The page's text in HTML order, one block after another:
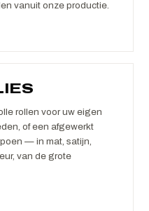
vanuit onze productie.
rollen voor uw eigen
of een afgewerkt
— in mat, satijn,
van de grote